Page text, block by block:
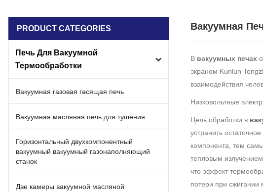
PRODUCT CATEGORIES
Печь Для Вакуумной
Термообработки
Вакуумная газовая гасящая печь
Вакуумная масляная печь для тушения
Горизонтальный двухкомпонентный
вакуумный вакуумный газонаполняющий
станок
Две камеры вакуумной масляной
Вакуумная
В вакуумных печах
экраном Kunlun
взаимодействия
Низковольтные
Цель обработки в
устранить
компонента, тем
тепловым
что эффект
потери при сжигании